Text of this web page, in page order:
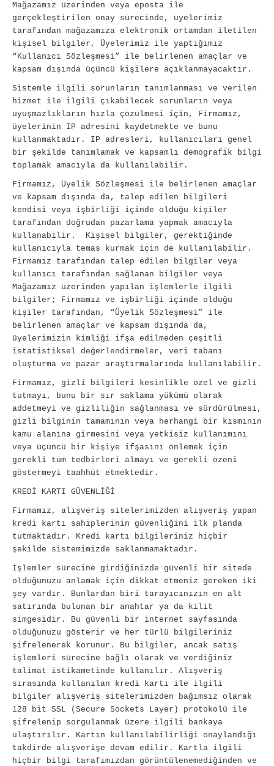
Mağazamız üzerinden veya eposta ile
gerçekleştirilen onay sürecinde, üyelerimiz
tarafından mağazamıza elektronik ortamdan iletilen
kişisel bilgiler, Üyelerimiz ile yaptığımız
“Kullanıcı Sözleşmesi” ile belirlenen amaçlar ve
kapsam dışında üçüncü kişilere açıklanmayacaktır.
Sistemle ilgili sorunların tanımlanması ve verilen
hizmet ile ilgili çıkabilecek sorunların veya
uyuşmazlıkların hızla çözülmesi için, Firmamız,
üyelerinin IP adresini kaydetmekte ve bunu
kullanmaktadır. IP adresleri, kullanıcıları genel
bir şekilde tanımlamak ve kapsamlı demografik bilgi
toplamak amacıyla da kullanılabilir.
Firmamız, Üyelik Sözleşmesi ile belirlenen amaçlar
ve kapsam dışında da, talep edilen bilgileri
kendisi veya işbirliği içinde olduğu kişiler
tarafından doğrudan pazarlama yapmak amacıyla
kullanabilir. Kişisel bilgiler, gerektiğinde
kullanıcıyla temas kurmak için de kullanılabilir.
Firmamız tarafından talep edilen bilgiler veya
kullanıcı tarafından sağlanan bilgiler veya
Mağazamız üzerinden yapılan işlemlerle ilgili
bilgiler; Firmamız ve işbirliği içinde olduğu
kişiler tarafından, “Üyelik Sözleşmesi” ile
belirlenen amaçlar ve kapsam dışında da,
üyelerimizin kimliği ifşa edilmeden çeşitli
istatistiksel değerlendirmeler, veri tabanı
oluşturma ve pazar araştırmalarında kullanılabilir.
Firmamız, gizli bilgileri kesinlikle özel ve gizli
tutmayı, bunu bir sır saklama yükümü olarak
addetmeyi ve gizliliğin sağlanması ve sürdürülmesi,
gizli bilginin tamamının veya herhangi bir kısmının
kamu alanına girmesini veya yetkisiz kullanımını
veya üçüncü bir kişiye ifşasını önlemek için
gerekli tüm tedbirleri almayı ve gerekli özeni
göstermeyi taahhüt etmektedir.
KREDİ KARTI GÜVENLİĞİ
Firmamız, alışveriş sitelerimizden alışveriş yapan
kredi kartı sahiplerinin güvenliğini ilk planda
tutmaktadır. Kredi kartı bilgileriniz hiçbir
şekilde sistemimizde saklanmamaktadır.
İşlemler sürecine girdiğinizde güvenli bir sitede
olduğunuzu anlamak için dikkat etmeniz gereken iki
şey vardır. Bunlardan biri tarayıcınızın en alt
satırında bulunan bir anahtar ya da kilit
simgesidir. Bu güvenli bir internet sayfasında
olduğunuzu gösterir ve her türlü bilgileriniz
şifrelenerek korunur. Bu bilgiler, ancak satış
işlemleri sürecine bağlı olarak ve verdiğiniz
talimat istikametinde kullanılır. Alışveriş
sırasında kullanılan kredi kartı ile ilgili
bilgiler alışveriş sitelerimizden bağımsız olarak
128 bit SSL (Secure Sockets Layer) protokolü ile
şifrelenip sorgulanmak üzere ilgili bankaya
ulaştırılır. Kartın kullanılabilirliği onaylandığı
takdirde alışverişe devam edilir. Kartla ilgili
hiçbir bilgi tarafımızdan görüntülenemediğinden ve